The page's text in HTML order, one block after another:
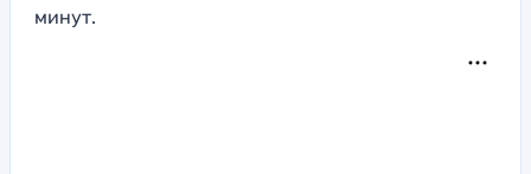
минут.